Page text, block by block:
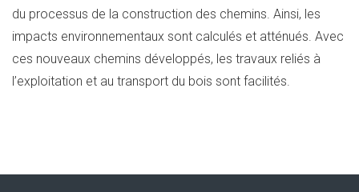
du processus de la construction des chemins. Ainsi, les
impacts environnementaux sont calculés et atténués. Avec
ces nouveaux chemins développés, les travaux reliés à
l’exploitation et au transport du bois sont facilités.